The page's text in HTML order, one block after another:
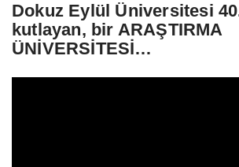
Dokuz Eylül Üniversitesi 40.
kutlayan, bir ARAŞTIRMA
ÜNİVERSİTESİ…